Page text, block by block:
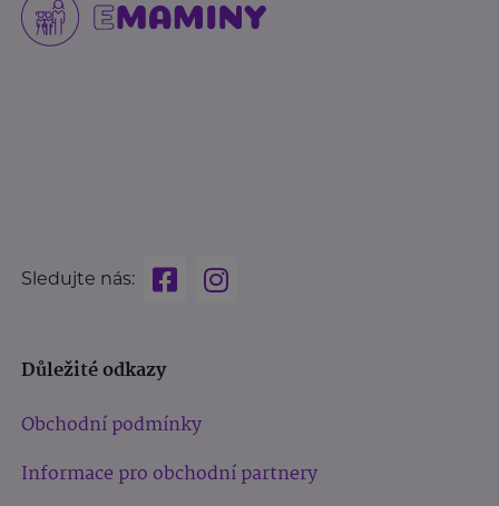
Sledujte nás:
Důležité odkazy
Obchodní podmínky
Informace pro obchodní partnery